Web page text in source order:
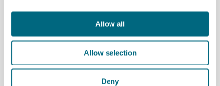
Allow all
Allow selection
Deny
REGISTER